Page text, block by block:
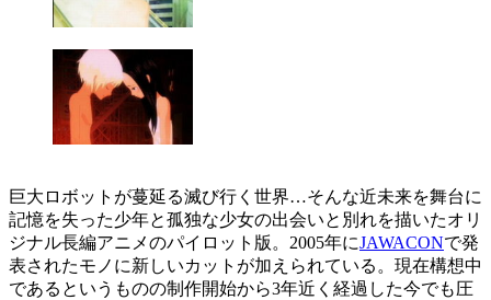
巨大ロボットが蔓延る滅び行く世界…そんな近未来を舞台に
記憶を失った少年と孤独な少女の出会いと別れを描いたオリ
ジナル長編アニメのパイロット版。2005年にJAWACONで発
表されたモノに新しいカットが加えられている。現在構想中
であるというものの制作開始から3年近く経過した今でも圧